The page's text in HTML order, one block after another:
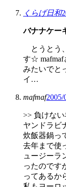
くらげ日和
バナナケー
とうとう
す☆ mafmaf
みたいでと
イ…
mafmaf2005/
>> 負けな
ヤンドラビ
炊飯器鍋っ
去年まで使
ュージーラ
ったのです
ってあるか